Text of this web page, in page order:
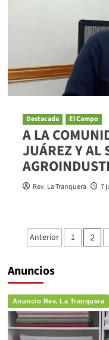
Destacada El Campo
A LA
JUÁREZ Y AL
Rev. La Tranquera 7
entradas
Anterior 1 2
Anuncios
Anuncio Rev. La Tranquera